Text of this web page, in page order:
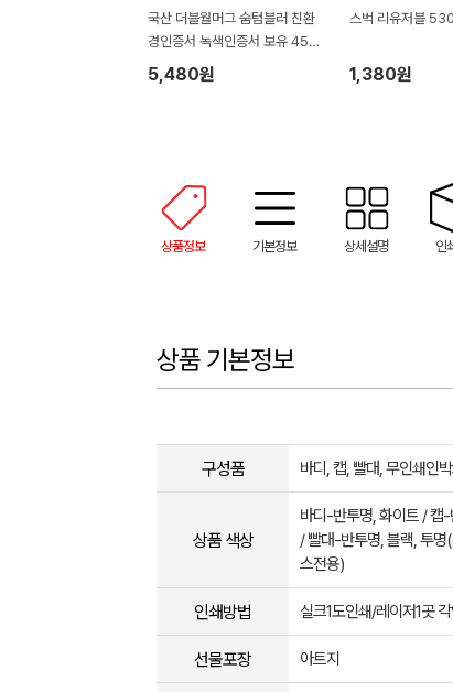
국산 더블월머그 숨텀블러 친환
경인증서 녹색인증서 보유 450
ml
5,480원
스벅 리유저블
1,380원
상품정보 기본정보 상세설명 인
상품 기본정보
구성품 바디, 캡, 빨대, 무인쇄인
상품 색상
바디-반투명, 화이트 / 캡
/ 빨대-반투명, 블랙, 투명
스전용)
인쇄방법 실크1도인쇄/레이저1곳
선물포장 아트지